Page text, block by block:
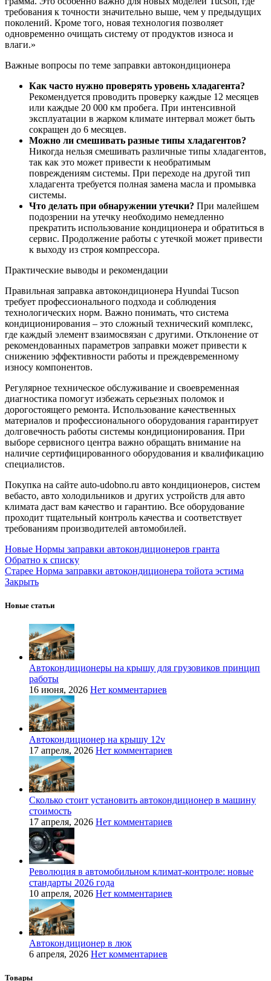
требования к точности значительно выше, чем у предыдущих
поколений. Кроме того, новая технология позволяет
одновременно очищать систему от продуктов износа и
влаги.»
Важные вопросы по теме заправки автокондиционера
Как часто нужно проверять уровень хладагента?
Рекомендуется проводить проверку каждые 12 месяцев
или каждые 20 000 км пробега. При интенсивной
эксплуатации в жарком климате интервал может быть
сокращен до 6 месяцев.
Можно ли смешивать разные типы хладагентов?
Никогда нельзя смешивать различные типы хладагентов,
так как это может привести к необратимым
повреждениям системы. При переходе на другой тип
хладагента требуется полная замена масла и промывка
системы.
Что делать при обнаружении утечки? При малейшем
подозрении на утечку необходимо немедленно
прекратить использование кондиционера и обратиться в
сервис. Продолжение работы с утечкой может привести
к выходу из строя компрессора.
Практические выводы и рекомендации
Правильная заправка автокондиционера Hyundai Tucson
требует профессионального подхода и соблюдения
технологических норм. Важно понимать, что система
кондиционирования – это сложный технический комплекс,
где каждый элемент взаимосвязан с другими. Отклонение от
рекомендованных параметров заправки может привести к
снижению эффективности работы и преждевременному
износу компонентов.
Регулярное техническое обслуживание и своевременная
диагностика помогут избежать серьезных поломок и
дорогостоящего ремонта. Использование качественных
материалов и профессионального оборудования гарантирует
долговечность работы системы кондиционирования. При
выборе сервисного центра важно обращать внимание на
наличие сертифицированного оборудования и квалификацию
специалистов.
Покупка на сайте auto-udobno.ru авто кондиционеров, систем
вебасто, авто холодильников и других устройств для авто
климата даст вам качество и гарантию. Все оборудование
проходит тщательный контроль качества и соответствует
требованиям производителей автомобилей.
Новые Нормы заправки автокондиционеров гранта
Обратно к списку
Старее Норма заправки автокондиционера тойота эстима
Закрыть
Новые статьи
Автокондиционеры на крышу для грузовиков принцип
работы
16 июня, 2026 Нет комментариев
Автокондиционер на крышу 12v
17 апреля, 2026 Нет комментариев
Сколько стоит установить автокондиционер в машину
стоимость
17 апреля, 2026 Нет комментариев
Революция в автомобильном климат-контроле: новые
стандарты 2026 года
10 апреля, 2026 Нет комментариев
Автокондиционер в люк
6 апреля, 2026 Нет комментариев
Товары